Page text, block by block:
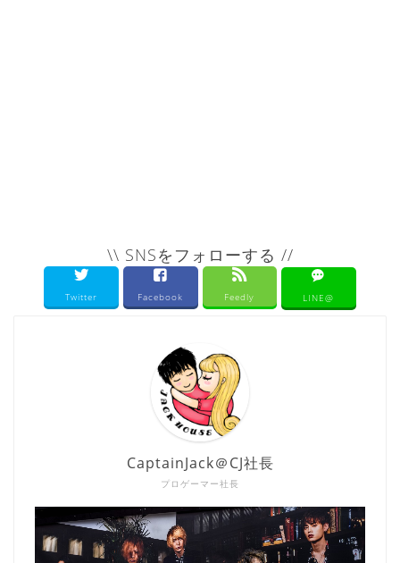
\\ SNSをフォローする //
Twitter Facebook Feedly LINE@
プロゲーマー社長
CaptainJack＠CJ社長